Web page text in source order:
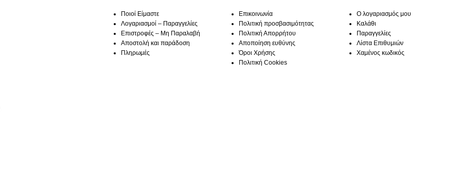
Ποιοί Είμαστε
Λογαριασμοί – Παραγγελίες
Επιστροφές – Μη Παραλαβή
Αποστολή και παράδοση
Πληρωμές
Επικοινωνία
Πολιτική προσβασιμότητας
Πολιτική Απορρήτου
Αποποίηση ευθύνης
Όροι Χρήσης
Πολιτική Cookies
Ο λογαριασμός μου
Καλάθι
Παραγγελίες
Λίστα Επιθυμιών
Χαμένος κωδικός